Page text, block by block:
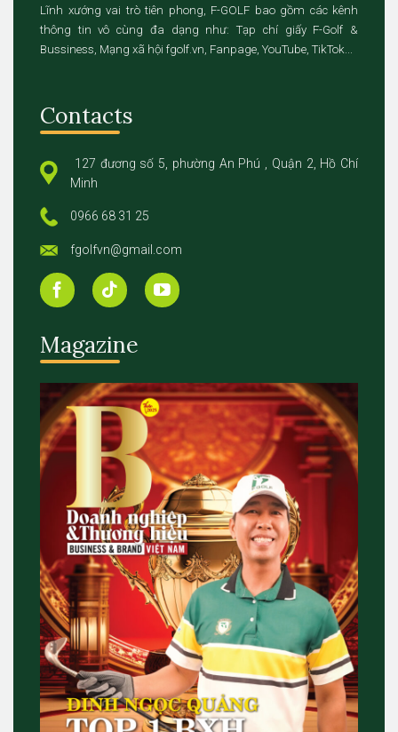
Lĩnh xướng vai trò tiên phong, F-GOLF bao gồm các kênh
thông tin vô cùng đa dạng như: Tạp chí giấy F-Golf &
Bussiness, Mạng xã hội fgolf.vn, Fanpage, YouTube, TikTok...
Contacts
127 đương số 5, phường An Phú , Quận 2, Hồ Chí
Minh
0966 68 31 25
fgolfvn@gmail.com
Magazine